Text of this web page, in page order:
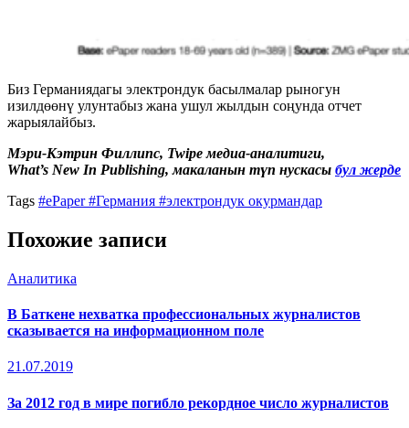
Биз Германиядагы электрондук басылмалар рыногун
изилдөөнү улунтабыз жана ушул жылдын соңунда отчет
жарыялайбыз.
Мэри-Кэтрин Филлипс, Twipe медиа-аналитиги,
What’s New In Publishing, макаланын түп нускасы бул жерде
Tags #ePaper#Германия #электрондук окурмандар
Похожие записи
Аналитика
В Баткене нехватка профессиональных журналистов
сказывается на информационном поле
21.07.2019
За 2012 год в мире погибло рекордное число журналистов